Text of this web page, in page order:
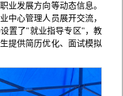
业发展方向等动态信息。
中心管理人员展开交流，
置了"就业指导专区"，教
提供简历优化、面试模拟